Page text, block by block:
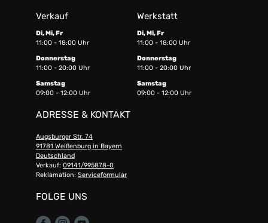
Verkauf Werkstatt
Di, Mi, Fr
11:00 - 18:00 Uhr
Di, Mi, Fr
11:00 - 18:00 Uhr
Donnerstag
11:00 - 20:00 Uhr
Donnerstag
11:00 - 20:00 Uhr
Samstag
09:00 - 12:00 Uhr
Samstag
09:00 - 12:00 Uhr
ADRESSE & KONTAKT
Augsburger Str. 74
91781 Weißenburg in Bayern
Deutschland
Verkauf: 09141/995878-0
Reklamation: Serviceformular
FOLGE UNS